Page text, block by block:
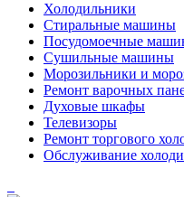
Холодильники
Стиральные машины
Посудомоечные
Сушильные машины
Морозильники и
Ремонт варочных
Духовые шкафы
Телевизоры
Ремонт торгового
Обслуживание